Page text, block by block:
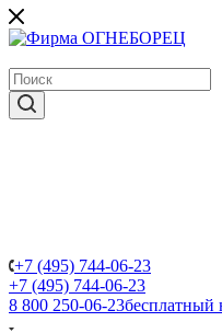
+7 (495) 744-06-23
+7 (495) 744-06-23
8 800 250-06-23бесплатный